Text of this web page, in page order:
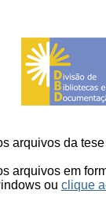
arquivos da
arquivos em
ou clique